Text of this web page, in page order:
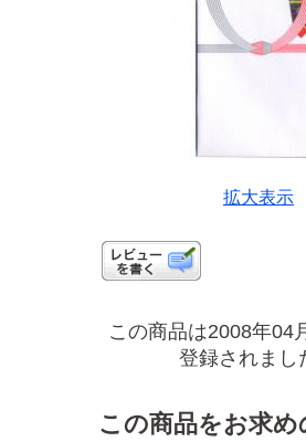
拡大表示
この商品は2008年04
登録されまし
この商品をお求め